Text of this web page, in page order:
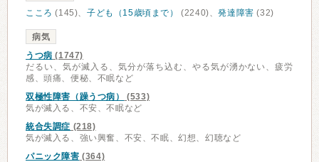
こころ (145)、子ども（15歳頃まで） (2240)、発達障害 (32)
病気
うつ病 (1747)
だるい、気が滅入る、気分が落ち込む、やる気が湧かない、疲労
感、頭痛、便秘、不眠など
双極性障害（躁うつ病）
(533)
気が滅入る、不安、不眠など
統合失調症 (218)
気が滅入る、強い興奮、不安、不眠、幻想、幻聴など
パニック障害 (364)